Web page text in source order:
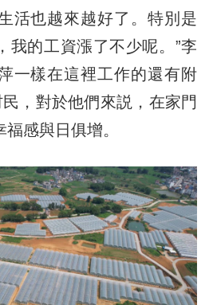
活也越來越好了。特別是
我的工資漲了不少呢。”李
一樣在這裡工作的還有附
，對於他們來説，在家門
感與日俱增。